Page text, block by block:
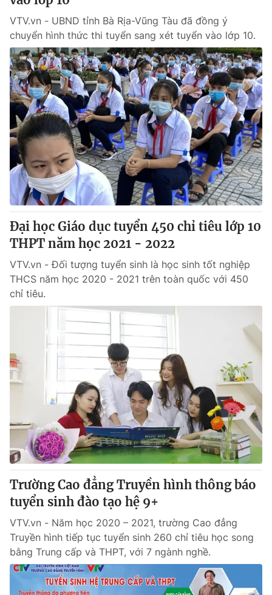
VTV.vn - UBND tỉnh Bà Rịa-Vũng Tàu đã đồng ý
chuyển hình thức thi tuyển sang xét tuyển vào lớp 10.
Đại học Giáo dục tuyển 450 chỉ tiêu lớp 10
THPT năm học 2021 - 2022
VTV.vn - Đối tượng tuyển sinh là học sinh tốt nghiệp
THCS năm học 2020 - 2021 trên toàn quốc với 450
chỉ tiêu.
Trường Cao đẳng Truyền hình thông báo
tuyển sinh đào tạo hệ 9+
VTV.vn - Năm học 2020 – 2021, trường Cao đẳng
Truyền hình tiếp tục tuyển sinh 260 chỉ tiêu học song
bằng Trung cấp và THPT, với 7 ngành nghề.